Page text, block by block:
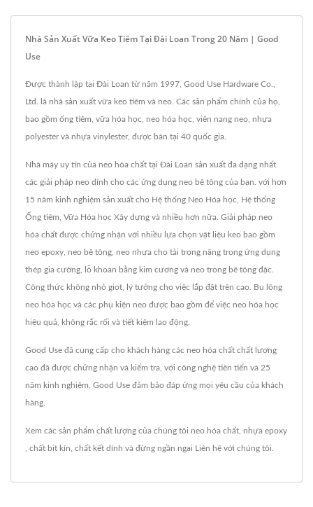
Nhà Sản Xuất Vữa Keo Tiêm Tại Đài Loan Trong 20 Năm | Good
Use
Được thành lập tại Đài Loan từ năm 1997, Good Use Hardware Co.,
Ltd. là nhà sản xuất vữa keo tiêm và neo. Các sản phẩm chính của họ,
bao gồm ống tiêm, vữa hóa học, neo hóa học, viên nang neo, nhựa
polyester và nhựa vinylester, được bán tại 40 quốc gia.
Nhà máy uy tín của neo hóa chất tại Đài Loan sản xuất đa dạng nhất
các giải pháp neo dính cho các ứng dụng neo bê tông của bạn. với hơn
15 năm kinh nghiệm sản xuất cho Hệ thống Neo Hóa học, Hệ thống
Ống tiêm, Vữa Hóa học Xây dựng và nhiều hơn nữa. Giải pháp neo
hóa chất được chứng nhận với nhiều lựa chọn vật liệu keo bao gồm
neo epoxy, neo bê tông, neo nhựa cho tải trọng nặng trong ứng dụng
thép gia cường, lỗ khoan bằng kim cương và neo trong bê tông đặc.
Công thức không nhỏ giọt, lý tưởng cho việc lắp đặt trên cao. Bu lông
neo hóa học và các phụ kiện neo được bao gồm để việc neo hóa học
hiệu quả, không rắc rối và tiết kiệm lao động.
Good Use đã cung cấp cho khách hàng các neo hóa chất chất lượng
cao đã được chứng nhận và kiểm tra, với công nghệ tiên tiến và 25
năm kinh nghiệm, Good Use đảm bảo đáp ứng mọi yêu cầu của khách
hàng.
Xem các sản phẩm chất lượng của chúng tôi neo hóa chất nhựa epoxy
chất bịt kín chất kết dính và đừng ngần ngại Liên hệ với chúng tôi